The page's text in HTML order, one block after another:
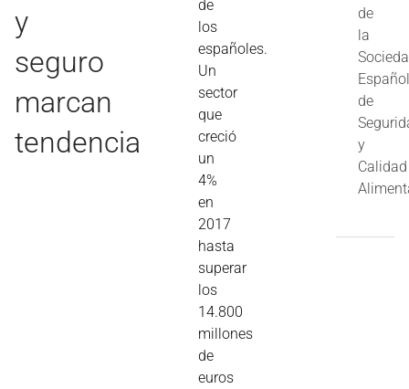
y
seguro
marcan
tendencia
de
los
españoles.
Un
sector
que
creció
un
4%
en
2017
hasta
superar
los
14.800
millones
de
euros
de
la
de
y
Calidad